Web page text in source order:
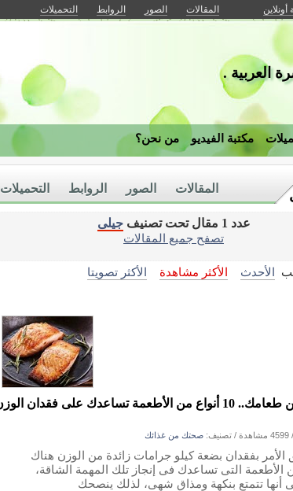
أونلاين المقالات الصور الروابط التحميلات
العربية .
مكتبة الفيديو من نحن؟
التحميلات الروابط الصور المقالات
عدد 1 مقال تحت تصنيف
جيلى
تصفح جميع المقالات
الأحدث الأكثر مشاهدة الأكثر تصويتا
رشاقتك من طعامك.. 10 أنواع من الأطعمة تساعدك على فقدان
/ 4599 مشاهدة / تصنيف: صحتك من غذائك
الأمر بفقدان بضعة كيلو جرامات زائدة من الوزن هناك
التى تساعدك فى إنجاز تلك المهمة الشاقة،
أنها تتمتع بنكهة ومذاق شهى، لذلك ينصحك